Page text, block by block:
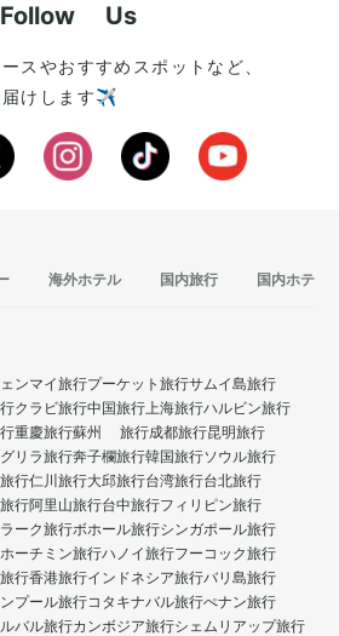
Follow Us
スやおすすめスポットなど、
届けします✈️
海外ホテル 国内旅行 国内ホテル
ンマイ旅行プーケット旅行サムイ島旅行
クラビ旅行中国旅行上海旅行ハルビン旅行
重慶旅行蘇州 旅行成都旅行昆明旅行
リラ旅行奔子欄旅行韓国旅行ソウル旅行
行仁川旅行大邱旅行台湾旅行台北旅行
行阿里山旅行台中旅行フィリピン旅行
ーク旅行ボホール旅行シンガポール旅行
ホーチミン旅行ハノイ旅行フーコック旅行
行香港旅行インドネシア旅行バリ島旅行
プール旅行コタキナバル旅行ぺナン旅行
バル旅行カンボジア旅行シェムリアップ旅行